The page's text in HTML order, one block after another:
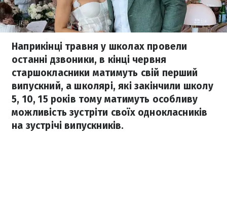
Наприкінці травня у школах провели
останні дзвоники, в кінці червня
старшокласники матимуть свій перший
випускний, а школярі, які закінчили школу
5, 10, 15 років тому матимуть особливу
можливість зустріти своїх однокласників
на зустрічі випускників.